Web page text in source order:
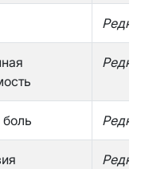
Редко
Редко
боль Редко
Редко